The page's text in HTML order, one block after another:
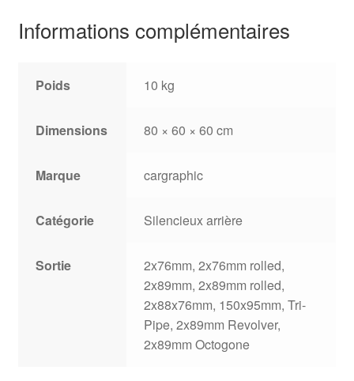
Informations complémentaires
Poids 10 kg
Dimensions 80 × 60 × 60 cm
Marque cargraphic
Catégorie Silencieux arrière
Sortie
2x76mm, 2x76mm rolled,
2x89mm, 2x89mm rolled,
2x88x76mm, 150x95mm, Tri-
Pipe, 2x89mm Revolver,
2x89mm Octogone